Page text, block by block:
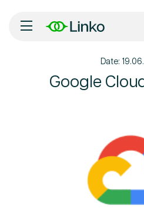
Date:
Google